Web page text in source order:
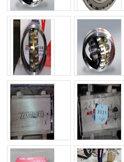
Vòng bi cana
Mã SP: DYZV, ZKL
Thông số kỹ thuật
Xem chi tiết
Vòng bi 22328
Mã SP: Bi22328
Thông số kỹ thuật
Xem chi tiết
Vòng bi 22352
Mã SP: dyzv 22352
Thông số kỹ thuật
Xem chi tiết
Vòng bi 22332
Mã SP: Bi22332
Thông số kỹ thuật
Xem chi tiết
Vòng bi 22336
Mã SP: dyzv, Nachi
Vòng bi 22340
Mã SP: 22340